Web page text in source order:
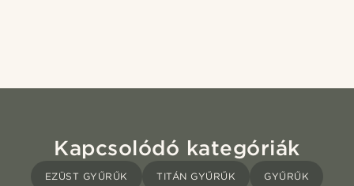
Kapcsolódó kategóriák
EZÜST GYŰRŰK TITÁN GYŰRŰK GYŰRŰK